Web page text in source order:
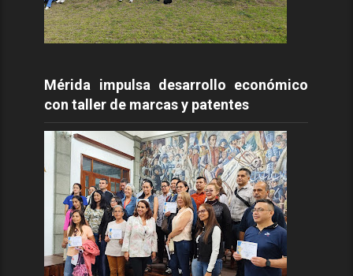
Mérida impulsa desarrollo económico
con taller de marcas y patentes